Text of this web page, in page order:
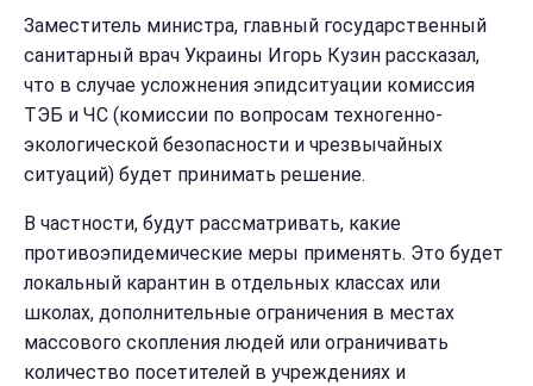
Заместитель министра, главный государственный
санитарный врач Украины Игорь Кузин рассказал,
что в случае усложнения эпидситуации комиссия
ТЭБ и ЧС (комиссии по вопросам техногенно-
экологической безопасности и чрезвычайных
ситуаций) будет принимать решение.
В частности, будут рассматривать, какие
противоэпидемические меры применять. Это будет
локальный карантин в отдельных классах или
школах, дополнительные ограничения в местах
массового скопления людей или ограничивать
количество посетителей в учреждениях и